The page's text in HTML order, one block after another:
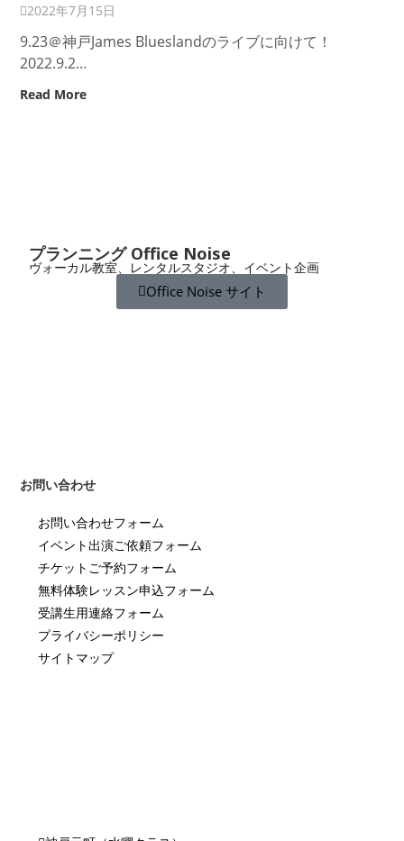
2022年7月15日
9.23＠神戸James Blueslandのライブに向けて！
2022.9.2…
Read More
プランニング Office Noise
ヴォーカル教室、レンタルスタジオ、イベント企画
Office Noise サイト
お問い合わせ
お問い合わせフォーム
イベント出演ご依頼フォーム
チケットご予約フォーム
無料体験レッスン申込フォーム
受講生用連絡フォーム
プライバシーポリシー
サイトマップ